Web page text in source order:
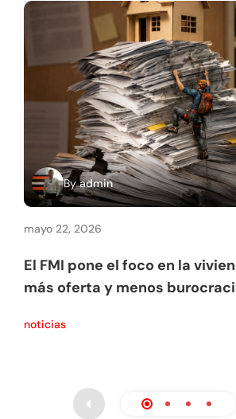
Byadmin
mayo 22, 2026
El FMI pone el foco en la
más oferta y menos
noticias